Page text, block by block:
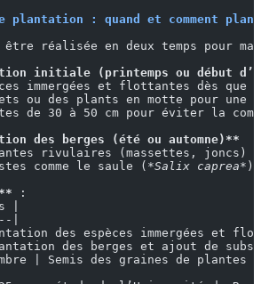
plantation : quand et comment
réalisée en deux temps pour
initiale (printemps ou début
immergées et flottantes dès que
ou des plants en motte pour une
de 30 à 50 cm pour éviter la
des berges (été ou automne)**
rivulaires (massettes, joncs)
comme le saule ( *Salix caprea* )
:
|
|
des espèces immergées et
des berges et ajout de
| Semis des graines de